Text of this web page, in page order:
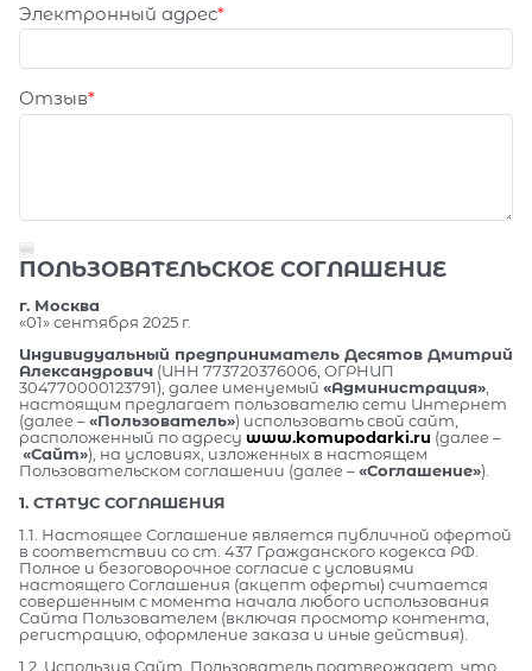
Электронный адрес
Отзыв
ПОЛЬЗОВАТЕЛЬСКОЕ СОГЛАШЕНИЕ
г. Москва
«01» сентября 2025 г.
Индивидуальный предприниматель Десятов Дмитрий
Александрович (ИНН 773720376006, ОГРНИП
304770000123791), далее именуемый «Администрация»,
настоящим предлагает пользователю сети Интернет
(далее –«Пользователь») использовать свой сайт,
расположенный по адресу www.komupodarki.ru (далее –
«Сайт»), на условиях, изложенных в настоящем
Пользовательском соглашении (далее –«Соглашение»).
1. СТАТУС СОГЛАШЕНИЯ
1.1. Настоящее Соглашение является публичной офертой
в соответствии со ст. 437 Гражданского кодекса РФ.
Полное и безоговорочное согласие с условиями
настоящего Соглашения (акцепт оферты) считается
совершенным с момента начала любого использования
Сайта Пользователем (включая просмотр контента,
регистрацию, оформление заказа и иные действия).
1.2. Используя Сайт, Пользователь подтверждает, что